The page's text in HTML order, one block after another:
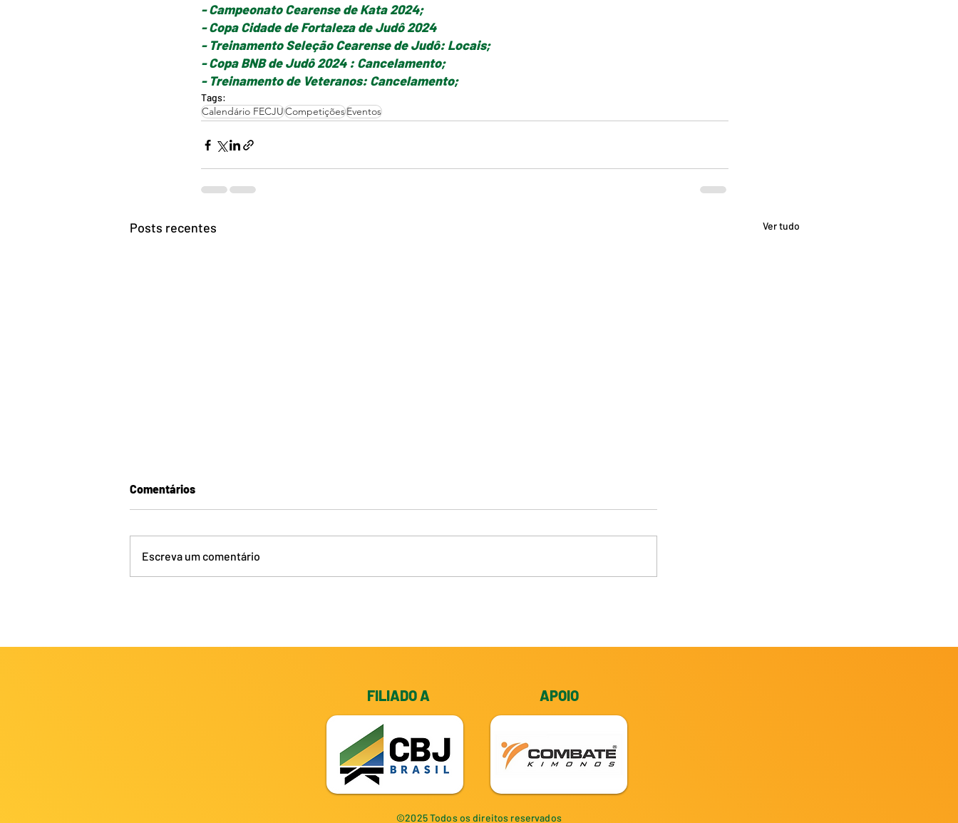
- Campeonato Cearense de Kata 2024;
- Copa Cidade de Fortaleza de Judô 2024
- Treinamento Seleção Cearense de Judô: Locais;
- Copa BNB de Judô 2024 : Cancelamento;
- Treinamento de Veteranos: Cancelamento;
Tags:
Calendário FECJUCompetiçõesEventos
Posts recentes Ver tudo
Comentários
Escreva um comentário
APOIO
FILIADO A
©2025 Todos os direitos reservados